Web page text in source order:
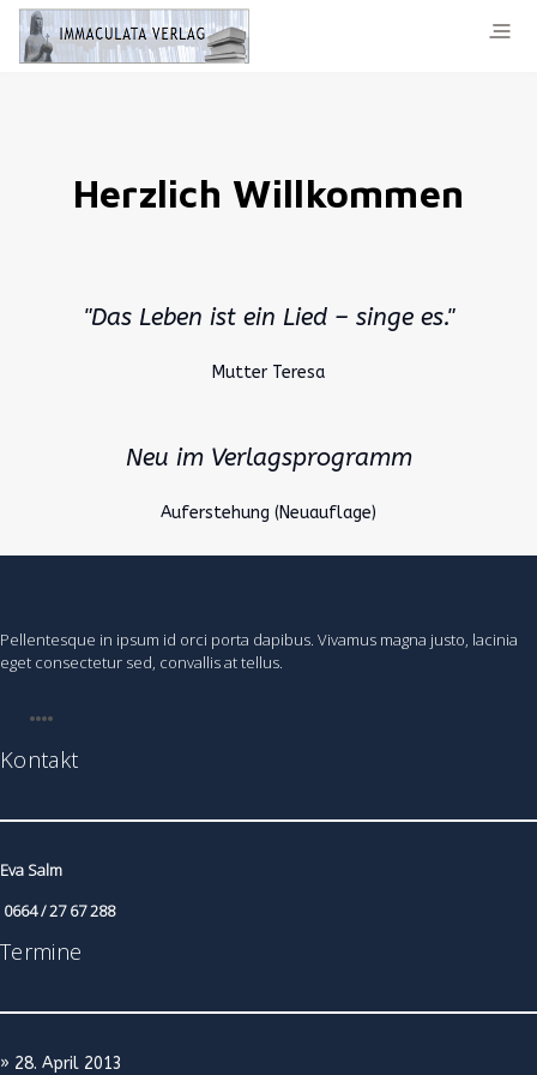
Herzlich Willkommen
"Das Leben ist ein Lied – singe es."
Mutter Teresa
Neu im Verlagsprogramm
Auferstehung (Neuauflage)
Pellentesque in ipsum id orci porta dapibus. Vivamus magna justo, lacinia
eget consectetur sed, convallis at tellus.
Kontakt
Eva Salm
0664 / 27 67 288
Termine
» 28. April 2013